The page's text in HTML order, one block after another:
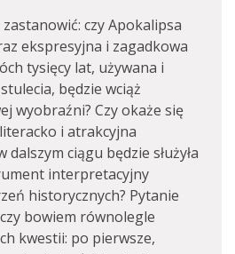
czy Apokalipsa
ekspresyjna i zagadkowa
tysięcy lat, używana i
będzie wciąż
wyobraźni? Czy okaże się
i atrakcyjna
dalszym ciągu będzie służyła
interpretacyjny
historycznych? Pytanie
bowiem równolegle
kwestii: po pierwsze,